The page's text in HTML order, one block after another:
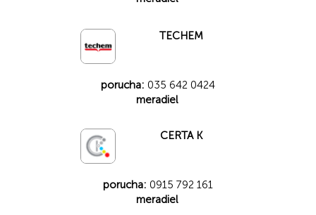
TECHEM
porucha: 035 642 0424
meradiel
CERTA K
porucha: 0915 792 161
meradiel